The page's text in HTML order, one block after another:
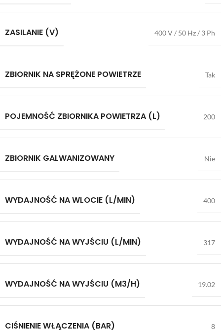
ZASILANIE (V) 400 V / 50 Hz / 3 Ph
ZBIORNIK NA SPRĘŻONE POWIETRZE Tak
POJEMNOŚĆ ZBIORNIKA POWIETRZA (L) 200
ZBIORNIK GALWANIZOWANY Nie
WYDAJNOŚĆ NA WLOCIE (L/MIN) 400
WYDAJNOŚĆ NA WYJŚCIU (L/MIN) 317
WYDAJNOŚĆ NA WYJŚCIU (M3/H) 19.02
CIŚNIENIE WŁĄCZENIA (BAR) 8